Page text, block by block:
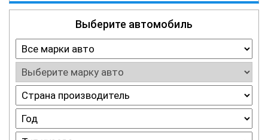
Выберите автомобиль